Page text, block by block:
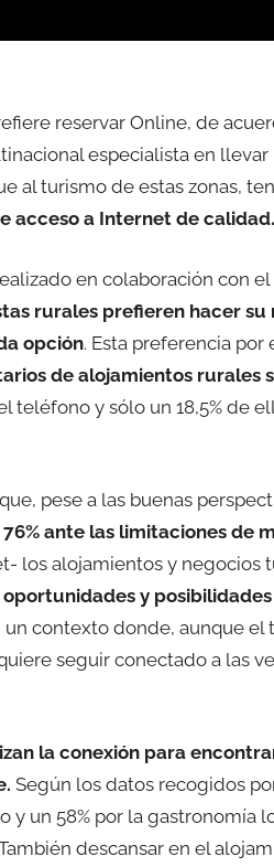
reservar Online, de
especialista en
al turismo de estas zonas,
acceso a Internet de calidad.
en colaboración con
rurales prefieren hacer su
opción. Esta preferencia
de alojamientos rurales
teléfono y sólo un 18,5% de
pese a las buenas
ante las limitaciones de
los alojamientos y negocios
y
un contexto donde, aunque el
seguir conectado a las
la conexión para
Según los datos recogidos
y un 58% por la gastronomía
descansar en el